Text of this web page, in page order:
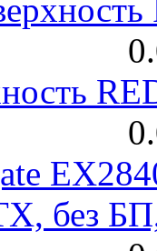
без